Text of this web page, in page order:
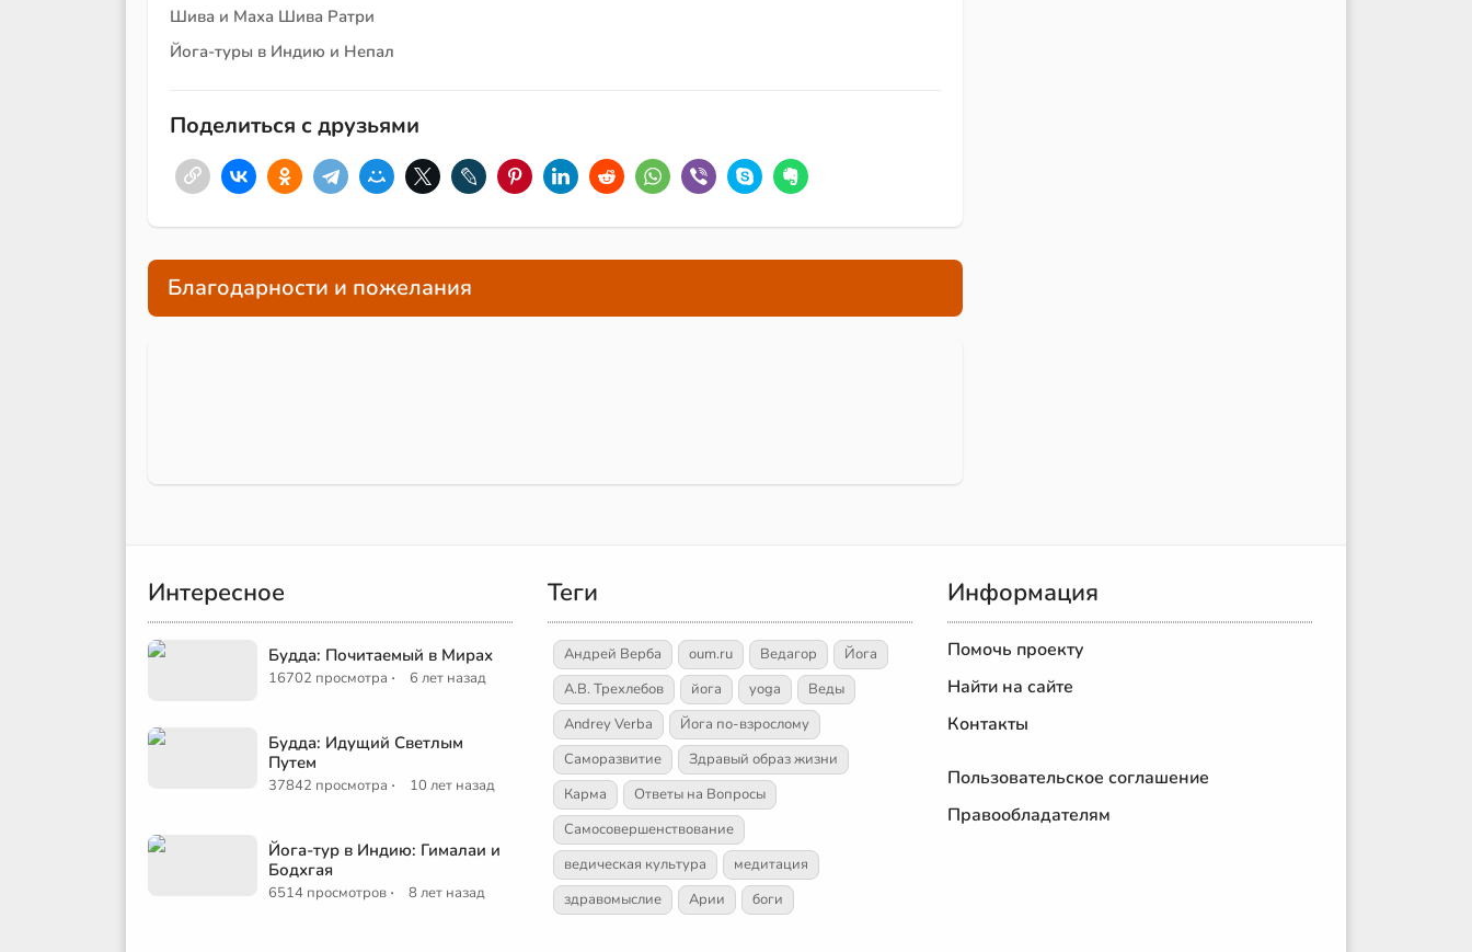
Шива и Маха Шива Ратри
Йога-туры в Индию и Непал
Поделиться с друзьями
Благодарности и пожелания
Интересное
Будда: Почитаемый в Мирах
16702 просмотра · 6 лет назад
Будда: Идущий Светлым
Путем
37842 просмотра · 10 лет назад
Йога-тур в Индию: Гималаи и
Бодхгая
6514 просмотров · 8 лет назад
Теги
Андрей Верба oum.ru Ведагор
Йога
А.В. Трехлебов
йога yoga
Веды
Andrey Verba
Йога по-взрослому
Саморазвитие
Здравый образ жизни
Карма
Ответы на Вопросы
Самосовершенствование
ведическая культура
медитация
здравомыслие
Арии боги
Информация
Помочь проекту
Найти на сайте
Контакты
Пользовательское соглашение
Правообладателям